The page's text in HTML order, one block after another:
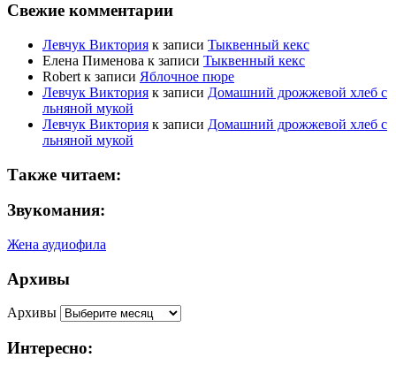
Свежие комментарии
Левчук Виктория к записи Тыквенный кекс
Елена Пименова к записи Тыквенный кекс
Robert к записи Яблочное пюре
Левчук Виктория к записи Домашний дрожжевой хлеб с
льняной мукой
Левчук Виктория к записи Домашний дрожжевой хлеб с
льняной мукой
Также читаем:
Звукомания:
Жена аудиофила
Архивы
Архивы
Интересно: